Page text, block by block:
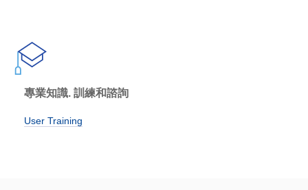
專業知識. 訓練和諮詢
User Training